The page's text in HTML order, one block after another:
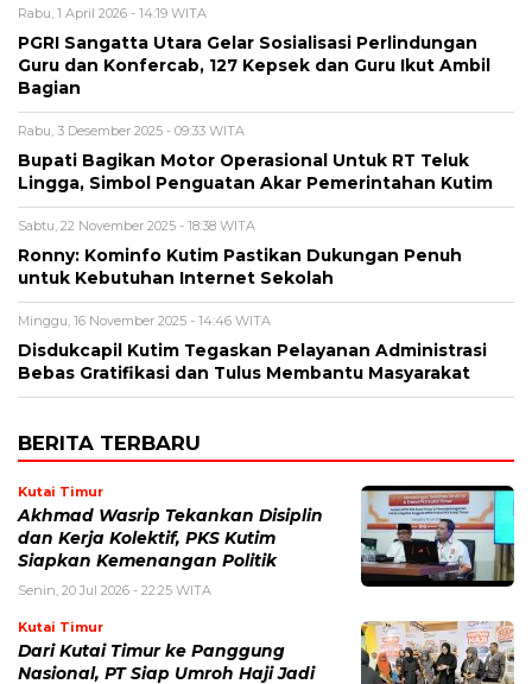
Rabu, 1 April 2026 - 14:19 WITA
PGRI Sangatta Utara Gelar Sosialisasi Perlindungan
Guru dan Konfercab, 127 Kepsek dan Guru Ikut Ambil
Bagian
Rabu, 3 Desember 2025 - 09:33 WITA
Bupati Bagikan Motor Operasional Untuk RT Teluk
Lingga, Simbol Penguatan Akar Pemerintahan Kutim
Sabtu, 22 November 2025 - 18:38 WITA
Ronny: Kominfo Kutim Pastikan Dukungan Penuh
untuk Kebutuhan Internet Sekolah
Minggu, 16 November 2025 - 14:46 WITA
Disdukcapil Kutim Tegaskan Pelayanan Administrasi
Bebas Gratifikasi dan Tulus Membantu Masyarakat
BERITA TERBARU
Kutai Timur
Akhmad Wasrip Tekankan Disiplin
dan Kerja Kolektif, PKS Kutim
Siapkan Kemenangan Politik
Senin, 20 Jul 2026 - 22:25 WITA
Kutai Timur
Dari Kutai Timur ke Panggung
Nasional, PT Siap Umroh Haji Jadi